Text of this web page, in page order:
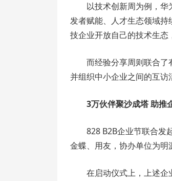
以技术创新周为例，
发者赋能、人才生态领域
技企业开放自己的技术生态
而经验分享周则联合了
并组织中小企业之间的互访
3万伙伴聚沙成塔 助推
828 B2B企业节联合发
金蝶、用友，协办单位为明
在启动仪式上，上述